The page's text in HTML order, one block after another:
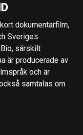
dokumentärfilm,
Sveriges
särskilt
är producerade av
och är
samtalas om